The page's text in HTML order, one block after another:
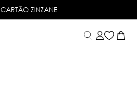
TROCA FÁCIL
CARTÃO ZINZANE